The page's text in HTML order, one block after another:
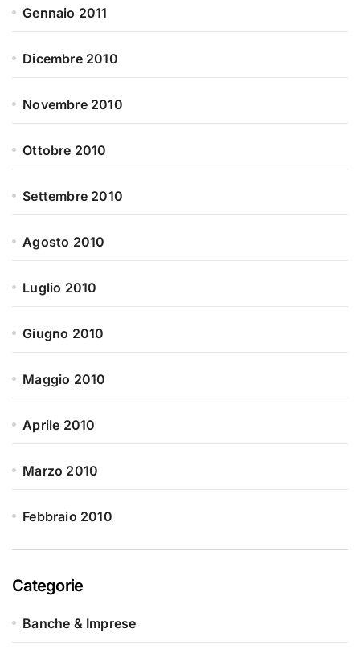
Gennaio 2011
Dicembre 2010
Novembre 2010
Ottobre 2010
Settembre 2010
Agosto 2010
Luglio 2010
Giugno 2010
Maggio 2010
Aprile 2010
Marzo 2010
Febbraio 2010
Categorie
Banche & Imprese